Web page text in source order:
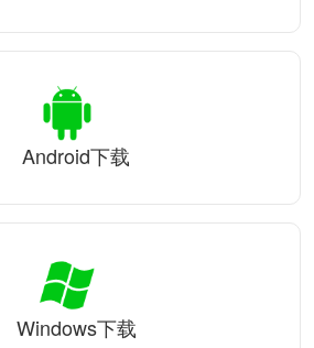
Android下载
Windows下载